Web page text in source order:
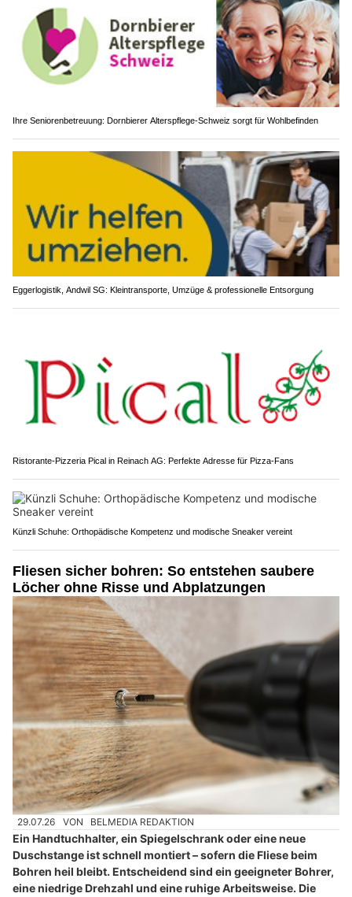
Ihre Seniorenbetreuung: Dornbierer Alterspflege-Schweiz sorgt für Wohlbefinden
Eggerlogistik, Andwil SG: Kleintransporte, Umzüge & professionelle Entsorgung
Ristorante-Pizzeria Pical in Reinach AG: Perfekte Adresse für Pizza-Fans
Künzli Schuhe: Orthopädische Kompetenz und modische Sneaker vereint
Fliesen sicher bohren: So entstehen saubere
Löcher ohne Risse und Abplatzungen
29.07.26 VON BELMEDIA REDAKTION
Ein Handtuchhalter, ein Spiegelschrank oder eine neue
Duschstange ist schnell montiert – sofern die Fliese beim
Bohren heil bleibt. Entscheidend sind ein geeigneter Bohrer,
eine niedrige Drehzahl und eine ruhige Arbeitsweise. Die